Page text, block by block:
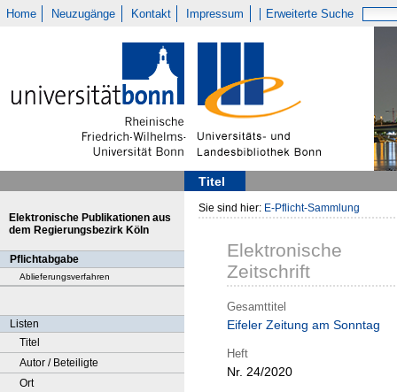
Home Neuzugänge Kontakt Impressum Erweiterte Suche
Titel
Elektronische Publikationen aus
dem Regierungsbezirk Köln
Pflichtabgabe
Ablieferungsverfahren
Listen
Titel
Autor / Beteiligte
Ort
Sie sind hier: E-Pflicht-Sammlung
Elektronische
Zeitschrift
Gesamttitel
Eifeler Zeitung am Sonntag
Heft
Nr. 24/2020